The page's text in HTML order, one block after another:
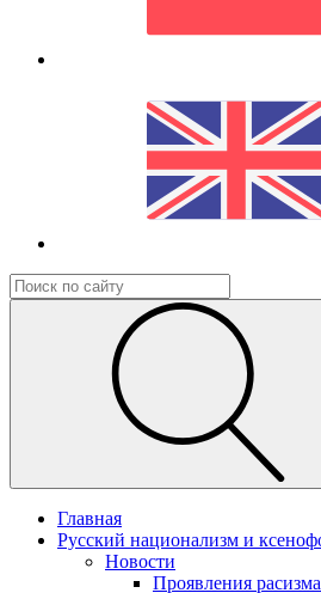
Главная
Русский национализм и
Новости
Проявления